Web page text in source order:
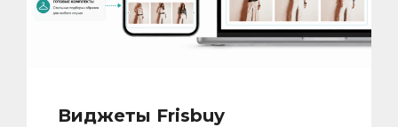
Виджеты Frisbuy